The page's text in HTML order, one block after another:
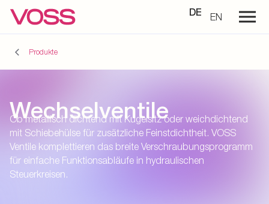
DE EN
Produkte
Wechselventile
Ob metallisch dichtend mit Kugelsitz oder weichdichtend
mit Schiebehülse für zusätzliche Feinstdichtheit. VOSS
Ventile komplettieren das breite Verschraubungsprogramm
für einfache Funktionsabläufe in hydraulischen
Steuerkreisen.